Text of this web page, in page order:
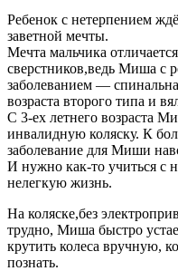
Ребенок с нетерпением
заветной мечты.
Мечта мальчика
сверстников,ведь Миша с
заболеванием —
возраста второго типа и
С 3-ех летнего возраста
инвалидную коляску. К
заболевание для Миши
И нужно как-то учиться с
нелегкую жизнь.
На коляске,без
трудно, Миша быстро
крутить колеса вручную,
познать.